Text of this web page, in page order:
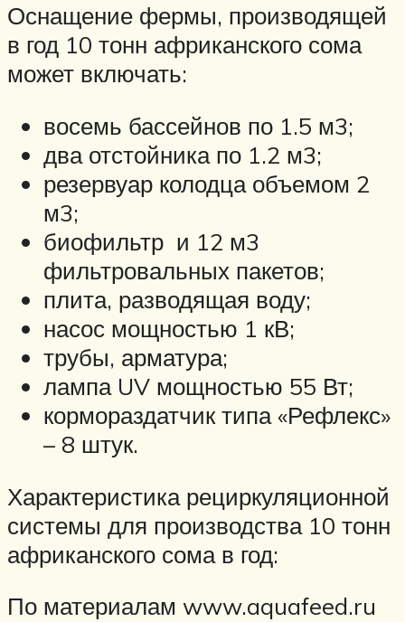
Оснащение фермы, производящей
в год 10 тонн африканского сома
может включать:
восемь бассейнов по 1.5 м3;
два отстойника по 1.2 м3;
резервуар колодца объемом 2
м3;
биофильтр и 12 м3
фильтровальных пакетов;
плита, разводящая воду;
насос мощностью 1 кВ;
трубы, арматура;
лампа UV мощностью 55 Вт;
кормораздатчик типа «Рефлекс»
– 8 штук.
Характеристика рециркуляционной
системы для производства 10 тонн
африканского сома в год:
По материалам www.aquafeed.ru